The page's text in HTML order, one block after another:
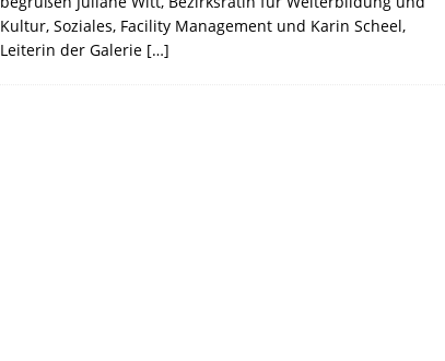
Kultur, Soziales, Facility Management und Karin Scheel,
Leiterin der Galerie […]